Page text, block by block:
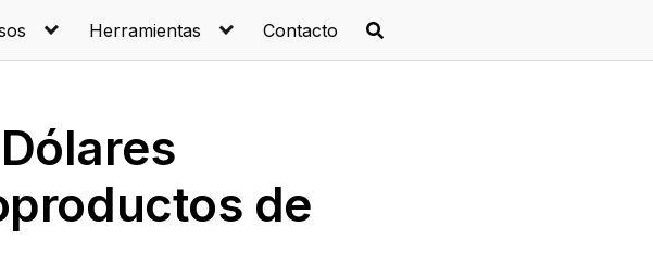
Herramientas Contacto
de